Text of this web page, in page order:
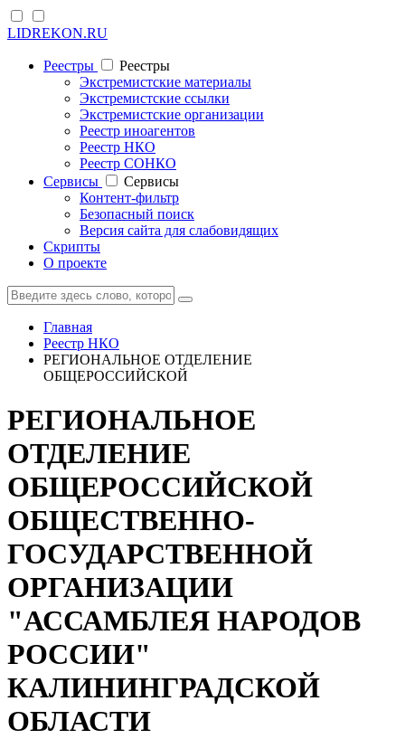
LIDREKON.RU
Реестры
Реестры
Экстремистские материалы
Экстремистские ссылки
Экстремистские организации
Реестр иноагентов
Реестр НКО
Реестр СОНКО
Cервисы
Cервисы
Контент-фильтр
Безопасный поиск
Версия сайта для слабовидящих
Скрипты
О проекте
Главная
Реестр НКО
РЕГИОНАЛЬНОЕ ОТДЕЛЕНИЕ
ОБЩЕРОССИЙСКОЙ
РЕГИОНАЛЬНОЕ
ОТДЕЛЕНИЕ
ОБЩЕРОССИЙСКОЙ
ОБЩЕСТВЕННО-
ГОСУДАРСТВЕННОЙ
ОРГАНИЗАЦИИ
"АССАМБЛЕЯ НАРОДОВ
РОССИИ"
КАЛИНИНГРАДСКОЙ
ОБЛАСТИ